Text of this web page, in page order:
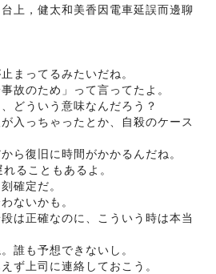
上，健太和美香因電車延誤而邊聊
まってるみたいだね。
故のため」って言ってたよ。
どういう意味なんだろう？
入っちゃったとか、自殺のケース
ら復旧に時間がかかるんだね。
ることもあるよ。
確定だ。
ないかも。
は正確なのに、こういう時は本当
誰も予想できないし。
ず上司に連絡しておこう。